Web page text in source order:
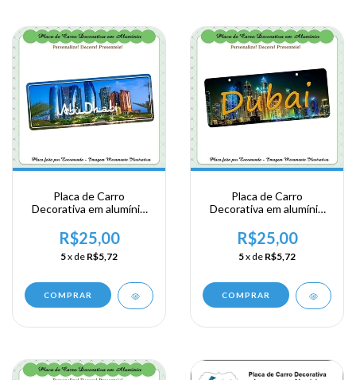
Placa de Carro
Decorativa em alumínio
Arábes - Abu Dhabi
R$25,00
5x de R$5,72
COMPRAR
Placa de Carro
Decorativa em alumínio
Arábes - Dubai
R$25,00
5x de R$5,72
COMPRAR